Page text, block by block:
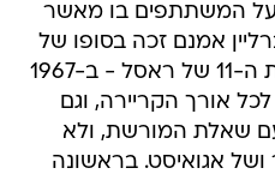
על המשתתפים בו מאשר
אמנם זכה בסופו של
דבר בשתי אליפויות לעומת ה-11 של ראסל - ב-1967
אך לכל אורך הקריירה, וגם
שאלת המורשת, ולא
אגואיסט. בראשונה